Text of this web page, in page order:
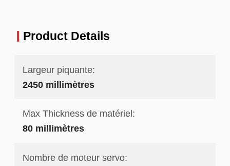
Product Details
Largeur piquante:
2450 millimètres
Max Thickness de matériel:
80 millimètres
Nombre de moteur servo: